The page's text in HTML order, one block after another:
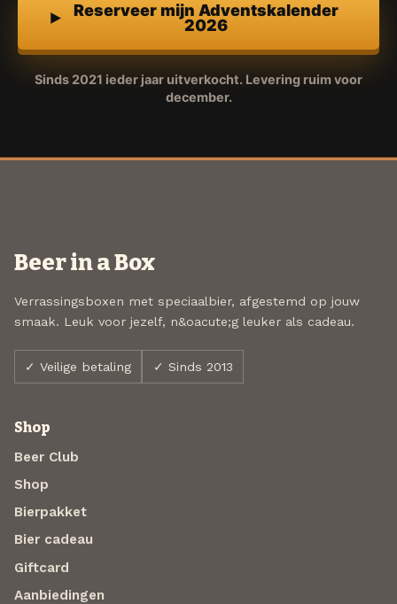
Reserveer mijn Adventskalender
2026
Sinds 2021 ieder jaar uitverkocht. Levering ruim voor
december.
Beer in a Box
Verrassingsboxen met speciaalbier, afgestemd op jouw
smaak. Leuk voor jezelf, n&oacute;g leuker als cadeau.
✓ Veilige betaling ✓ Sinds 2013
Shop
Beer Club
Shop
Bierpakket
Bier cadeau
Giftcard
Aanbiedingen